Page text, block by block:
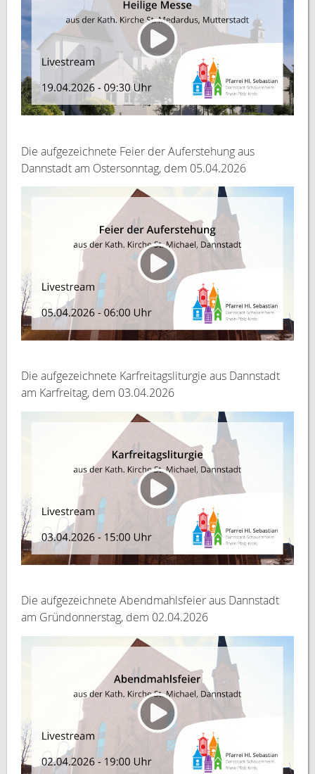
Die aufgezeichnete Feier der Auferstehung aus
Dannstadt am Ostersonntag, dem 05.04.2026
Die aufgezeichnete Karfreitagsliturgie aus Dannstadt
am Karfreitag, dem 03.04.2026
Die aufgezeichnete Abendmahlsfeier aus Dannstadt
am Gründonnerstag, dem 02.04.2026